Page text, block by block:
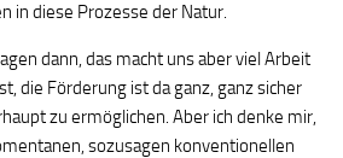
in diese Prozesse der Natur.
dann, das macht uns aber viel Arbeit
die Förderung ist da ganz, ganz sicher
zu ermöglichen. Aber ich denke mir,
sozusagen konventionellen